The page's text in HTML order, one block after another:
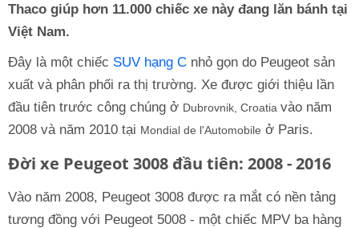
Thaco giúp hơn 11.000 chiếc xe này đang lăn bánh tại
Việt Nam.
Đây là một chiếc SUV hạng C nhỏ gọn do Peugeot sản
xuất và phân phối ra thị trường. Xe được giới thiệu lần
đầu tiên trước công chúng ở Dubrovnik, Croatia vào năm
2008 và năm 2010 tại Mondial de l'Automobile ở Paris.
Đời xe Peugeot 3008 đầu tiên: 2008 - 2016
Vào năm 2008, Peugeot 3008 được ra mắt có nền tảng
tương đồng với Peugeot 5008 - một chiếc MPV ba hàng